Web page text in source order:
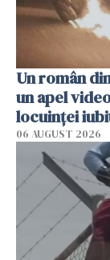
Un român
un apel
locuinței
06 AUGUST 2026